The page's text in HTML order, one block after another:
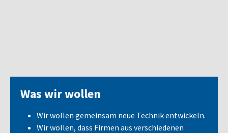
Was wir wollen
Wir wollen gemeinsam neue Technik entwickeln.
Wir wollen, dass Firmen aus verschiedenen